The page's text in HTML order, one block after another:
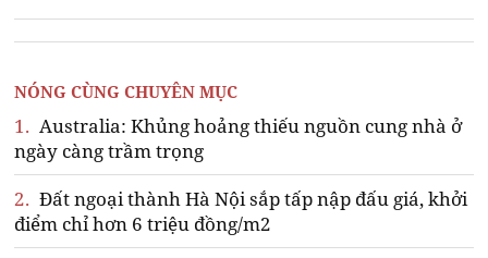
NÓNG CÙNG CHUYÊN MỤC
1. Australia: Khủng hoảng thiếu nguồn cung nhà ở
ngày càng trầm trọng
2. Đất ngoại thành Hà Nội sắp tấp nập đấu giá, khởi
điểm chỉ hơn 6 triệu đồng/m2